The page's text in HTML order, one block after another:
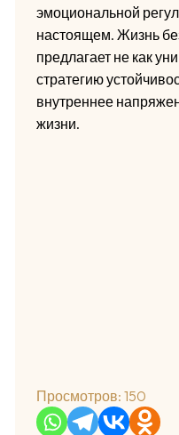
эмоциональной
настоящем. Жизнь
предлагает не как
стратегию
внутреннее
жизни.
Просмотров: 150